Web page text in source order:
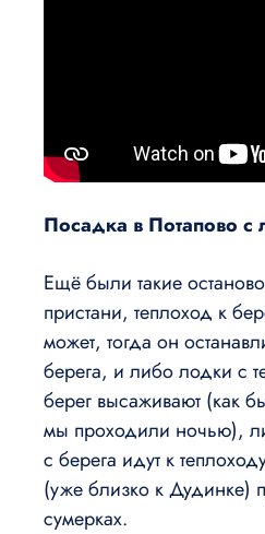
Посадка в Потапово с
Ещё были такие
пристани, теплоход к
может, тогда он
берега, и либо лодки с
берег высаживают (как
мы проходили ночью),
с берега идут к
(уже близко к Дудинке)
сумерках.